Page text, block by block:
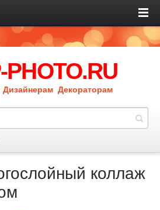
PHOTO.RU
Декораторам
коллаж